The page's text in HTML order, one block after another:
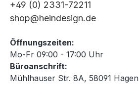
+49 (0) 2331-72211
shop@heindesign.de
Öffnungszeiten:
Mo-Fr 09:00 - 17:00 Uhr
Büroanschrift:
Mühlhauser Str. 8A, 58091 Hagen